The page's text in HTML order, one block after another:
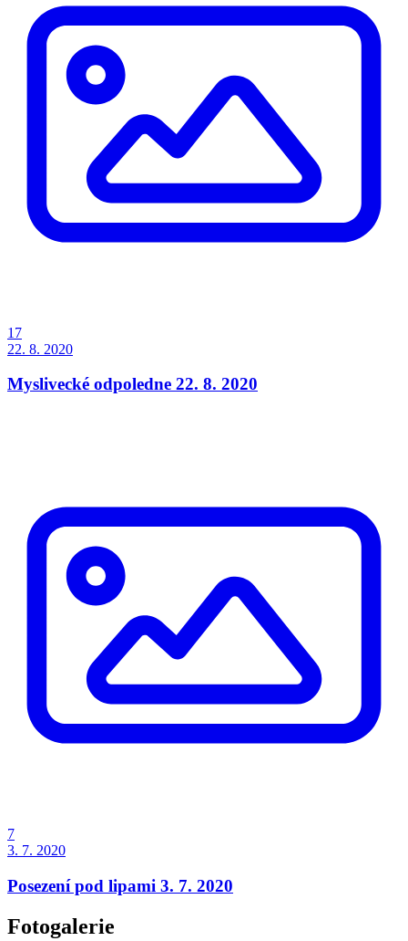
17
22. 8. 2020
Myslivecké odpoledne 22. 8. 2020
7
3. 7. 2020
Posezení pod lipami 3. 7. 2020
Fotogalerie